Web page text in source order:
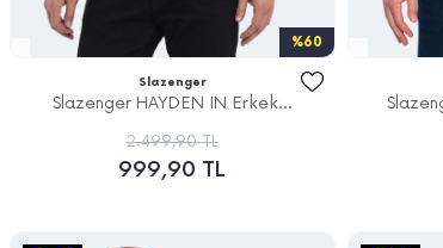
%60
Slazenger
Slazenger HAYDEN IN Erkek...
2.499,90 TL
999,90 TL